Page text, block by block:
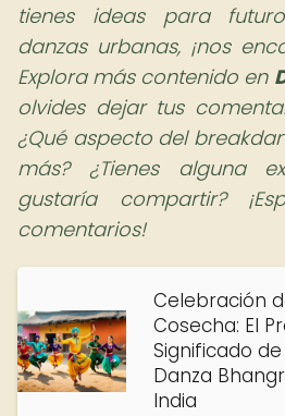
tienes ideas para
danzas urbanas, ¡nos
Explora más contenido en
olvides dejar tus
¿Qué aspecto del
más? ¿Tienes alguna
gustaría compartir?
comentarios!
Celebración
Cosecha: El
Significado
Danza
India